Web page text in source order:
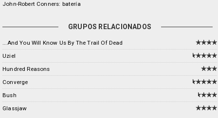
John-Robert Conners: batería
GRUPOS RELACIONADOS
...And You Will Know Us By The Trail Of Dead
Uziel
Hundred Reasons
Converge
Bush
Glassjaw